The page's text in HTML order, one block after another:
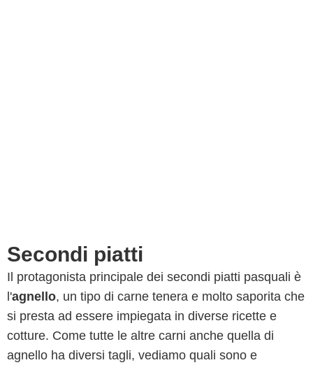
Secondi piatti
Il protagonista principale dei secondi piatti pasquali è
l'agnello, un tipo di carne tenera e molto saporita che
si presta ad essere impiegata in diverse ricette e
cotture. Come tutte le altre carni anche quella di
agnello ha diversi tagli, vediamo quali sono e